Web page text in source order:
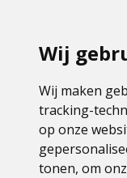
Wij
Wij maken
tracking-
op onze
tonen, om